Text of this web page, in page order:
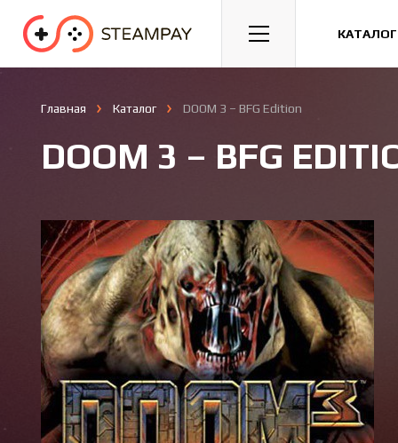
Спорт Гонки Казуальные
Главная Каталог DOOM 3 – BFG Edition
DOOM 3 – BFG